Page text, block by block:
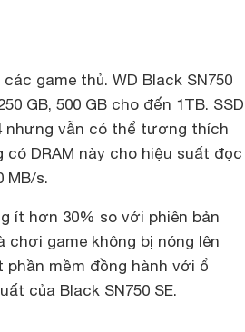
game thủ. WD Black SN750
GB, 500 GB cho đến 1TB. SSD
nhưng vẫn có thể tương thích
DRAM này cho hiệu suất đọc
MB/s.
ít hơn 30% so với phiên bản
game không bị nóng lên
phần mềm đồng hành với ổ
của Black SN750 SE.